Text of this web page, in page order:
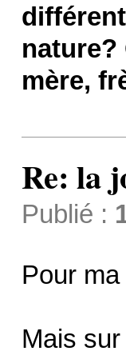
nature?
mère,
Re: la
Publié :
Pour
Mais